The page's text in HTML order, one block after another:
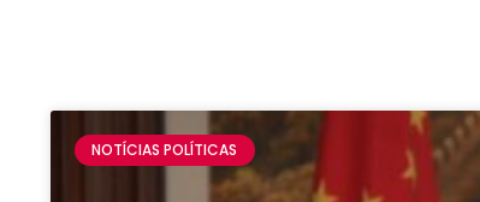
NOTÍCIAS POLÍTICAS